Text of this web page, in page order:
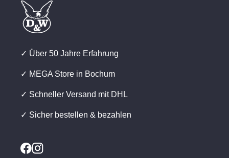
✓ Über 50 Jahre Erfahrung
✓ MEGA Store in Bochum
✓ Schneller Versand mit DHL
✓ Sicher bestellen & bezahlen